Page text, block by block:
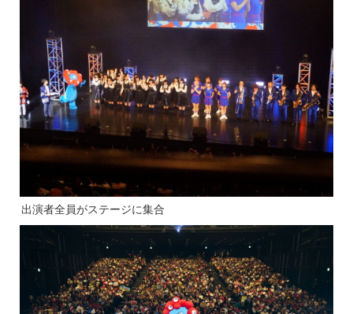
出演者全員がステージに集合